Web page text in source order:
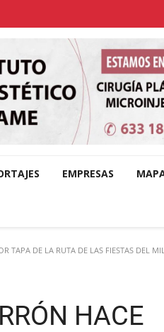
EMPRESAS
DE LA RUTA DE LAS FIESTAS DEL
HACE